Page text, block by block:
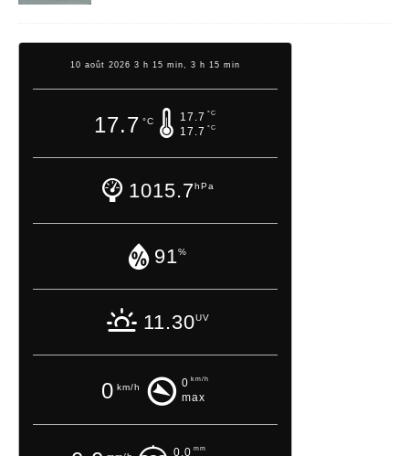
10 août 2026 3 h 15 min, 3 h 15 min
17.7 °C 17.7 °C
17.7 °C
1015.7hPa
91%
11.30UV
0 km/h 0 km/h
max
0.0 mm